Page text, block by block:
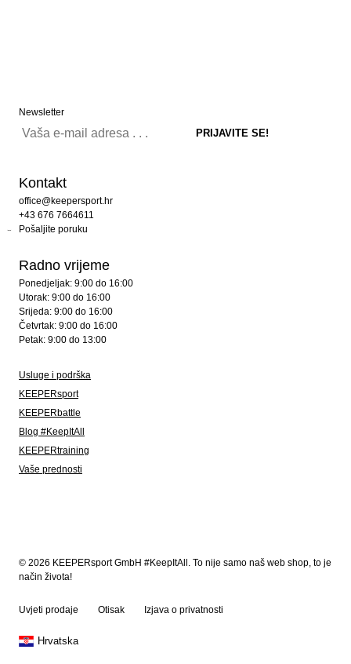
Newsletter
Kontakt
office@keepersport.hr
+43 676 7664611
Pošaljite poruku
Radno vrijeme
Ponedjeljak: 9:00 do 16:00
Utorak: 9:00 do 16:00
Srijeda: 9:00 do 16:00
Četvrtak: 9:00 do 16:00
Petak: 9:00 do 13:00
Usluge i podrška
KEEPERsport
KEEPERbattle
Blog #KeepItAll
KEEPERtraining
Vaše prednosti
© 2026 KEEPERsport GmbH #KeepItAll. To nije samo naš web shop, to je
način života!
Uvjeti prodaje Otisak Izjava o privatnosti
Hrvatska